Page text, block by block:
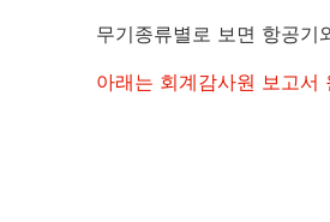
무기종류별로 보면 항공
아래는 회계감사원 보고서